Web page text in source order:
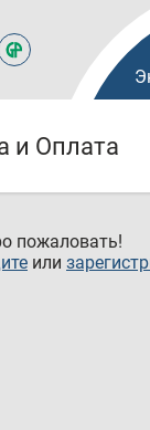
и Оплата
пожаловать!
или